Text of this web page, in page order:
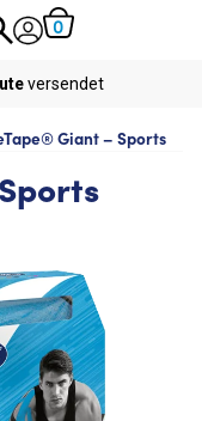
0
versendet
Giant – Sports